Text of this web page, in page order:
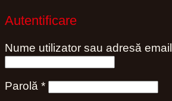
Autentificare
Nume utilizator sau adresă email
Parolă *Obligatoriu